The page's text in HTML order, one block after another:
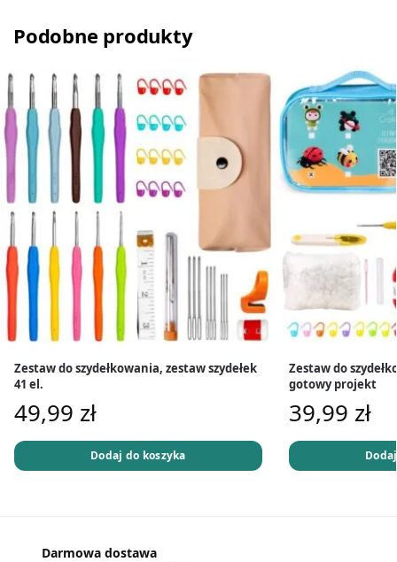
Podobne produkty
Zestaw do szydełkowania, zestaw szydełek
41 el.
49,99 zł
Dodaj do koszyka
Zestaw do
gotowy projekt
39,99 zł
Darmowa dostawa